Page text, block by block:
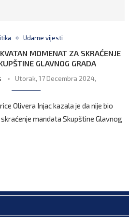
Udarne vijesti
MOMENAT ZA SKRAĆENJE
GLAVNOG GRADA
Utorak, 17 Decembra 2024,
Olivera Injac kazala je da nije bio
mandata Skupštine Glavnog